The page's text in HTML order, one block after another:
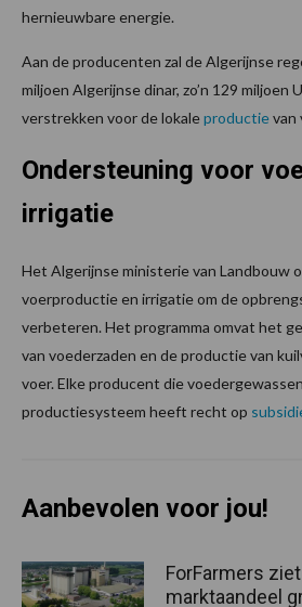
hernieuwbare energie.
Aan de producenten zal de Algerijnse
miljoen Algerijnse dinar, zo’n 129 miljoen
verstrekken voor de lokaleproductievan
Ondersteuning voor
irrigatie
Het Algerijnse ministerie van Landbouw
voerproductie en irrigatie om de
verbeteren. Het programma omvat het
van voederzaden en de productie van
voer. Elke producent die
productiesysteem heeft recht op
Aanbevolen voor jou!
ForFarmers
marktaandeel